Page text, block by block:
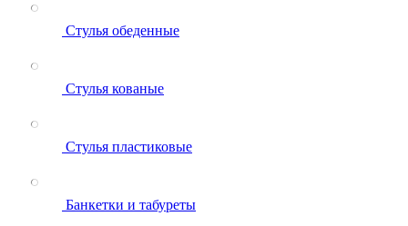
Стулья обеденные
Стулья кованые
Стулья пластиковые
Банкетки и табуреты